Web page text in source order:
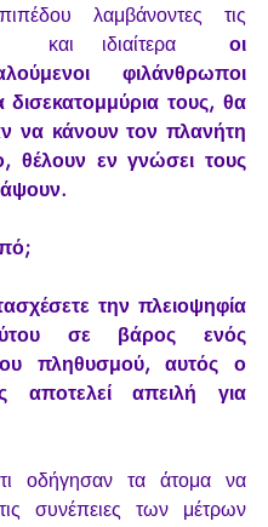
λαμβάνοντες τις
και ιδιαίτερα
  οι
φιλάνθρωποι
τους, θα
να κάνουν τον πλανήτη
θέλουν εν γνώσει τους
την πλειοψηφία
σε βάρος ενός
πληθυσμού, αυτός ο
αποτελεί απειλή για
οδήγησαν τα άτομα να
συνέπειες των μέτρων